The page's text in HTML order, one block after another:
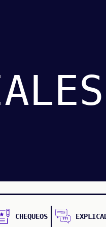
CHEQUEOS